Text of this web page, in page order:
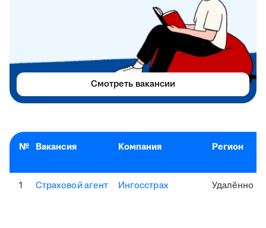
№ Вакансия Компания Регион
1 Страховой агент Ингосстрах Удалённо
Смотреть вакансии